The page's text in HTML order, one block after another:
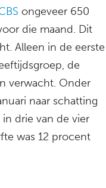
ongeveer 650
die maand. Dit
Alleen in de eerste
de
verwacht. Onder
naar schatting
drie van de vier
was 12 procent